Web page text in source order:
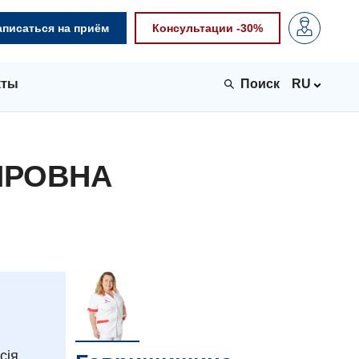
на приём Консультации -30%
RU